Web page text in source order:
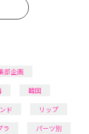
部企画
韓国
ド
リップ
ラ
パーツ別